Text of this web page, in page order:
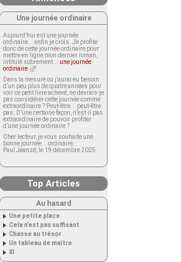
Une journée ordinaire
Aujourd’hui est une journée
ordinaire... enfin je crois. Je profite
donc de cette journée ordinaire pour
mettre en ligne mon dernier roman,
intitulé sobrement... une journée
ordinaire
Dans la mesure où j’aurai eu besoin
d’un peu plus de quatre années pour
voir ce petit livre achevé, ne devrais-je
pas considérer cette journée comme
extraordinaire ? Peut-être... peut-être
pas. D’une certaine façon, n’est-il pas
extraordinaire de pouvoir profiter
d’une journée ordinaire ?
Cher lecteur, je vous souhaite une
bonne journée... ordinaire.
Paul Jeanzé, le 19 décembre 2025
Top Articles
Au hasard
Une petite place
Cela n’est pas suffisant
Chasse au trésor
Un tableau de maître
XI